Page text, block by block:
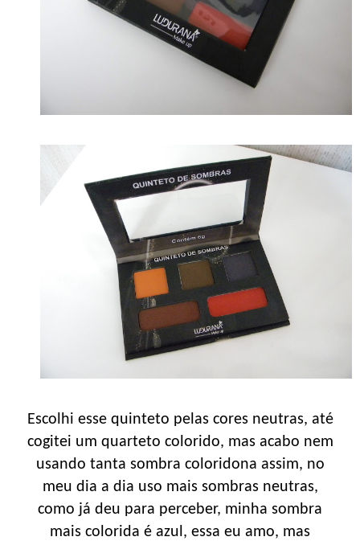
Escolhi esse quinteto pelas cores neutras, até
cogitei um quarteto colorido, mas acabo nem
usando tanta sombra coloridona assim, no
meu dia a dia uso mais sombras neutras,
como já deu para perceber, minha sombra
mais colorida é azul, essa eu amo, mas